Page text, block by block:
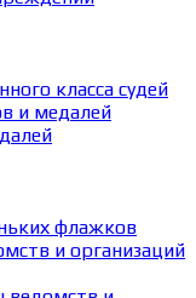
класса судей
и медалей
флажков
и организаций